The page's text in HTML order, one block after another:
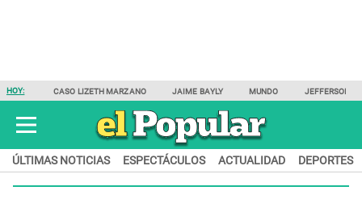
HOY: CASO LIZETH MARZANO JAIME BAYLY MUNDO JEFFERSON
ÚLTIMAS NOTICIAS ESPECTÁCULOS ACTUALIDAD DEPORTES